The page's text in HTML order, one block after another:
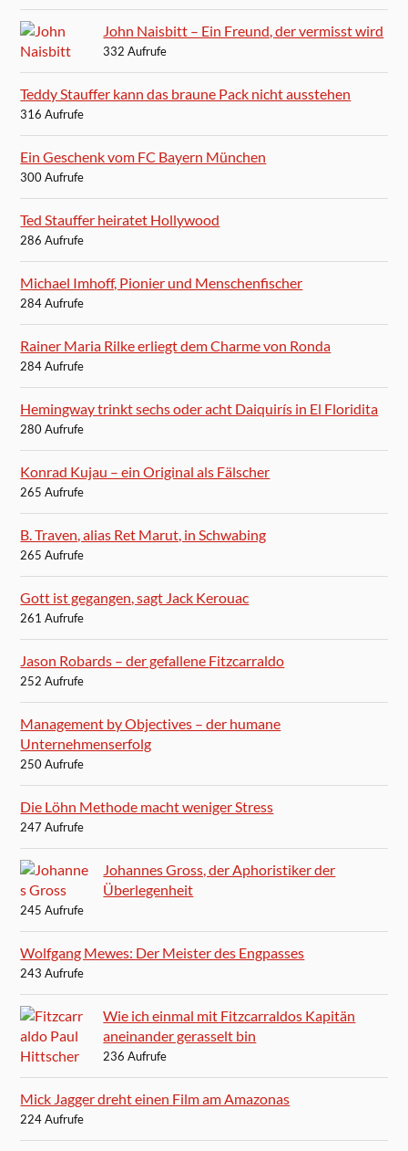
John Naisbitt – Ein Freund, der vermisst wird
332 Aufrufe
Teddy Stauffer kann das braune Pack nicht ausstehen
316 Aufrufe
Ein Geschenk vom FC Bayern München
300 Aufrufe
Ted Stauffer heiratet Hollywood
286 Aufrufe
Michael Imhoff, Pionier und Menschenfischer
284 Aufrufe
Rainer Maria Rilke erliegt dem Charme von Ronda
284 Aufrufe
Hemingway trinkt sechs oder acht Daiquirís in El Floridita
280 Aufrufe
Konrad Kujau – ein Original als Fälscher
265 Aufrufe
B. Traven, alias Ret Marut, in Schwabing
265 Aufrufe
Gott ist gegangen, sagt Jack Kerouac
261 Aufrufe
Jason Robards – der gefallene Fitzcarraldo
252 Aufrufe
Management by Objectives – der humane
Unternehmenserfolg
250 Aufrufe
Die Löhn Methode macht weniger Stress
247 Aufrufe
Johannes Gross, der Aphoristiker der
Überlegenheit
245 Aufrufe
Wolfgang Mewes: Der Meister des Engpasses
243 Aufrufe
Wie ich einmal mit Fitzcarraldos Kapitän
aneinander gerasselt bin
236 Aufrufe
Mick Jagger dreht einen Film am Amazonas
224 Aufrufe